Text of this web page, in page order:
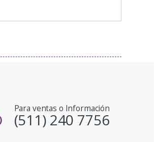
Para ventas o Información
(511) 240 7756